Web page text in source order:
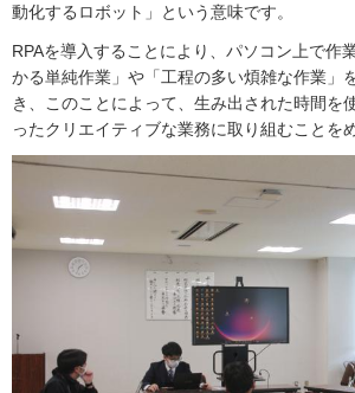
動化するロボット」という意味です。
RPAを導入することにより、パソコン上で作
かる単純作業」や「工程の多い煩雑な作業」
き、このことによって、生み出された時間を
ったクリエイティブな業務に取り組むことを